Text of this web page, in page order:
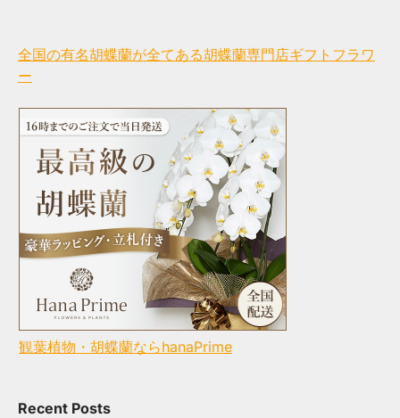
全国の有名胡蝶蘭が全てある胡蝶蘭専門店ギフトフラワ
ー
観葉植物・胡蝶蘭ならhanaPrime
Recent Posts